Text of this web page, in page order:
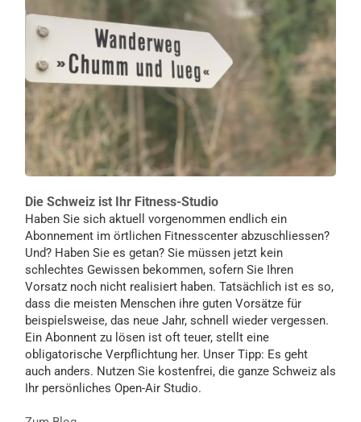
Die Schweiz ist Ihr Fitness-Studio
Haben Sie sich aktuell vorgenommen endlich ein
Abonnement im örtlichen Fitnesscenter abzuschliessen?
Und? Haben Sie es getan? Sie müssen jetzt kein
schlechtes Gewissen bekommen, sofern Sie Ihren
Vorsatz noch nicht realisiert haben. Tatsächlich ist es so,
dass die meisten Menschen ihre guten Vorsätze für
beispielsweise, das neue Jahr, schnell wieder vergessen.
Ein Abonnent zu lösen ist oft teuer, stellt eine
obligatorische Verpflichtung her. Unser Tipp: Es geht
auch anders. Nutzen Sie kostenfrei, die ganze Schweiz als
Ihr persönliches Open-Air Studio.